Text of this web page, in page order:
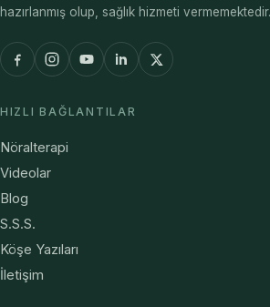
hazırlanmış olup, sağlık hizmeti vermemektedir.
HIZLI BAĞLANTILAR
Nöralterapi
Videolar
Blog
S.S.S.
Köşe Yazıları
İletişim